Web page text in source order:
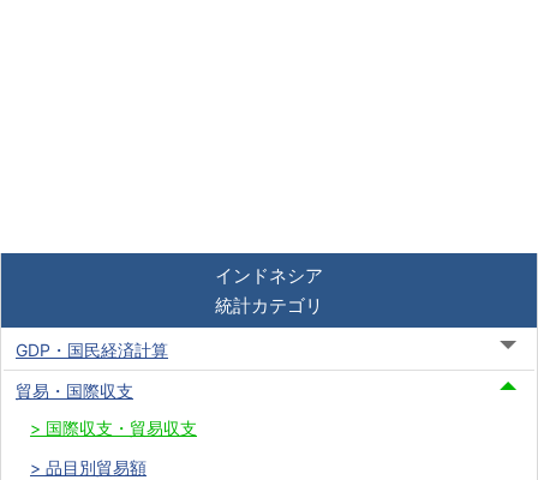
インドネシア
統計カテゴリ
GDP・国民経済計算
貿易・国際収支
国際収支・貿易収支
品目別貿易額